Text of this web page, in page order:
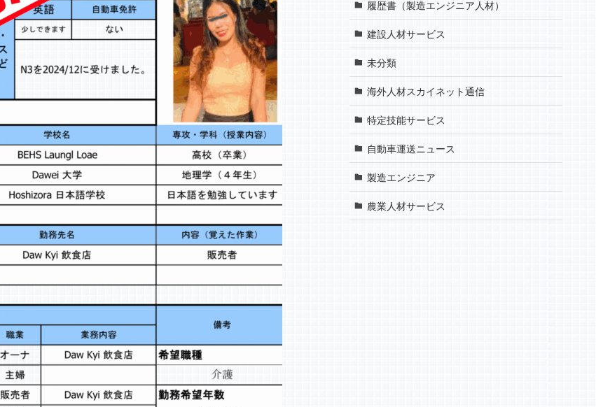
履歴書（製造エンジニア人材）
建設人材サービス
未分類
海外人材スカイネット通信
特定技能サービス
自動車運送ニュース
製造エンジニア
農業人材サービス